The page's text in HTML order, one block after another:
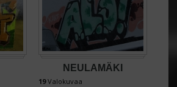
NEULAMÄKI
19Valokuvaa